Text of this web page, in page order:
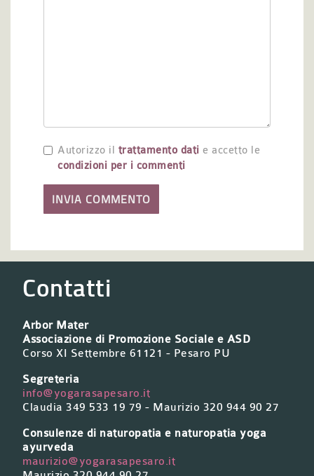
Autorizzo il trattamento dati e accetto le
condizioni per i commenti
Contatti
Arbor Mater
Associazione di Promozione Sociale e ASD
Corso XI Settembre 61121 - Pesaro PU
Segreteria
info@yogarasapesaro.it
Claudia 349 533 19 79 - Maurizio 320 944 90 27
Consulenze di naturopatia e naturopatia yoga
ayurveda
maurizio@yogarasapesaro.it